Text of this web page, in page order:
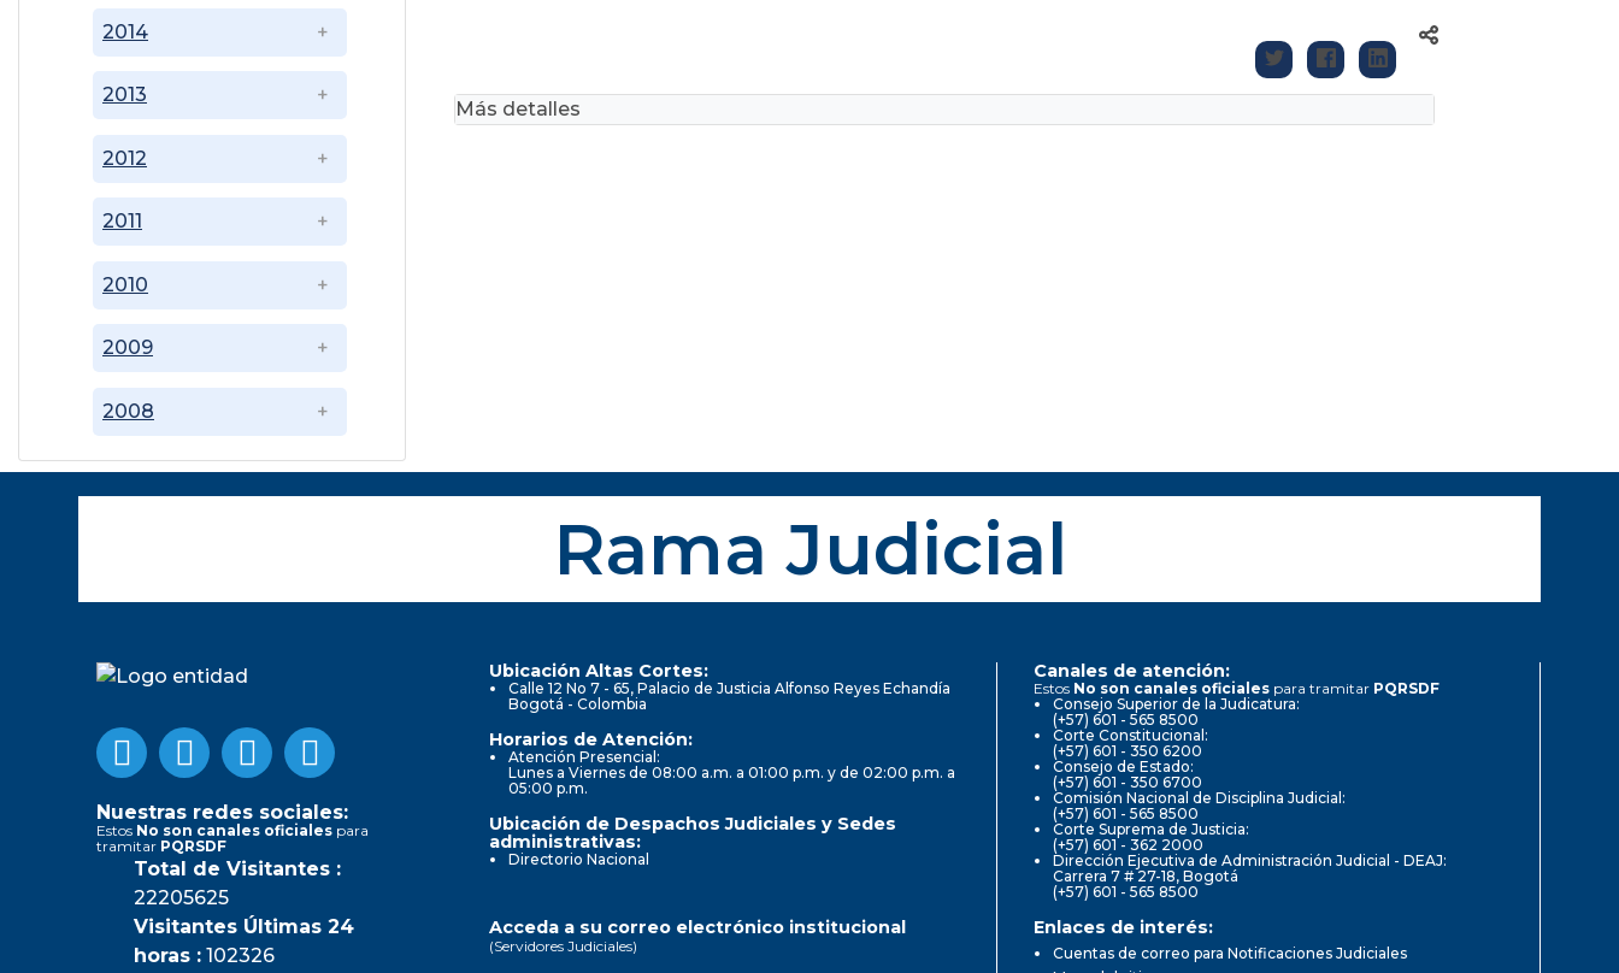
2008
2009
2010
2011
2012
2013
2014
Más detalles
Rama Judicial
Nuestras redes sociales:
Estos No son canales oficiales para
tramitar PQRSDF
Total de Visitantes :
22205625
Visitantes Últimas 24
horas : 102326
Ubicación Altas Cortes:
Calle 12 No 7 - 65, Palacio de Justicia Alfonso Reyes Echandía
Bogotá - Colombia
Horarios de Atención:
Atención Presencial:
Lunes a Viernes de 08:00 a.m. a 01:00 p.m. y de 02:00 p.m. a
05:00 p.m.
Ubicación de Despachos Judiciales y Sedes
administrativas:
Directorio Nacional
Canales de atención:
Estos No son canales oficiales para tramitar PQRSDF
Consejo Superior de la Judicatura:
(+57) 601 - 565 8500
Corte Constitucional:
(+57) 601 - 350 6200
Consejo de Estado:
(+57) 601 - 350 6700
Comisión Nacional de Disciplina Judicial:
(+57) 601 - 565 8500
Corte Suprema de Justicia:
(+57) 601 - 362 2000
Dirección Ejecutiva de Administración Judicial - DEAJ:
Carrera 7 # 27-18, Bogotá
(+57) 601 - 565 8500
Acceda a su correo electrónico institucional
(Servidores Judiciales)
Enlaces de interés:
Cuentas de correo para Notificaciones Judiciales